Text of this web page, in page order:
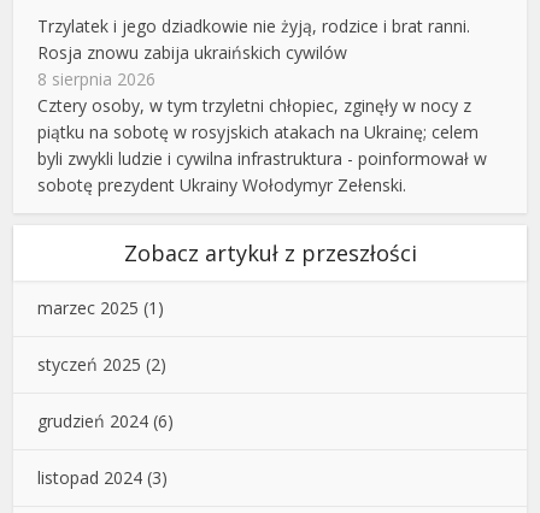
Trzylatek i jego dziadkowie nie żyją, rodzice i brat ranni.
Rosja znowu zabija ukraińskich cywilów
8 sierpnia 2026
Cztery osoby, w tym trzyletni chłopiec, zginęły w nocy z
piątku na sobotę w rosyjskich atakach na Ukrainę; celem
byli zwykli ludzie i cywilna infrastruktura - poinformował w
sobotę prezydent Ukrainy Wołodymyr Zełenski.
Zobacz artykuł z przeszłości
marzec 2025 (1)
styczeń 2025 (2)
grudzień 2024 (6)
listopad 2024 (3)